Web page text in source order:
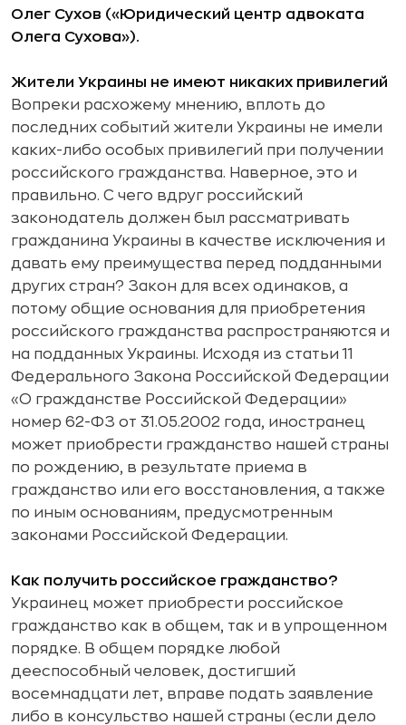
Олег Сухов («Юридический центр адвоката
Олега Сухова»).
Жители Украины не имеют никаких привилегий
Вопреки расхожему мнению, вплоть до
последних событий жители Украины не имели
каких-либо особых привилегий при получении
российского гражданства. Наверное, это и
правильно. С чего вдруг российский
законодатель должен был рассматривать
гражданина Украины в качестве исключения и
давать ему преимущества перед подданными
других стран? Закон для всех одинаков, а
потому общие основания для приобретения
российского гражданства распространяются и
на подданных Украины. Исходя из статьи 11
Федерального Закона Российской Федерации
«О гражданстве Российской Федерации»
номер 62-ФЗ от 31.05.2002 года, иностранец
может приобрести гражданство нашей страны
по рождению, в результате приема в
гражданство или его восстановления, а также
по иным основаниям, предусмотренным
законами Российской Федерации.
Как получить российское гражданство?
Украинец может приобрести российское
гражданство как в общем, так и в упрощенном
порядке. В общем порядке любой
дееспособный человек, достигший
восемнадцати лет, вправе подать заявление
либо в консульство нашей страны (если дело